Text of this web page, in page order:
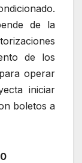
de la
de los
operar
iniciar
boletos a